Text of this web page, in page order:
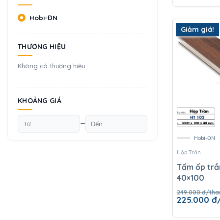
Hobi-ĐN
THƯƠNG HIỆU
Không có thương hiệu.
KHOẢNG GIÁ
—
Giảm giá!
Hobi-ĐN
Hộp Trần
Tấm ốp
40×100
249.000đ/
Giá
gốc
225.000